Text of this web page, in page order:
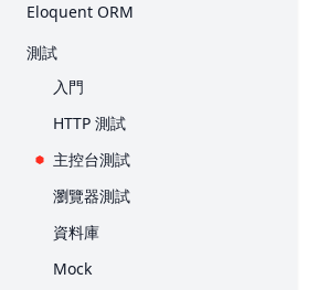
Request
Response
View
Blade 樣板
打包素材
產生 URL
Session
表單驗證
Collection
Contract
Event
檔案儲存
輔助函式
HTTP 用戶端
本土化
Eloquent ORM
入門
關聯
Collection
Mutator 與 Cast
API Resource
序列化
Factory
測試
入門
HTTP 測試
主控台測試
瀏覽器測試
資料庫
Mock